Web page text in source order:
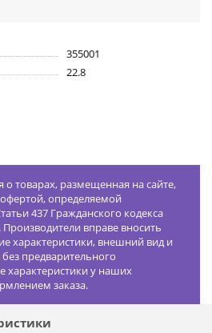
355001
22.8
товарах, размещенная на сайте,
определяемой
437 Гражданского кодекса
вправе вносить
характеристики, внешний вид и
предварительного
характеристики у наших
заказа.